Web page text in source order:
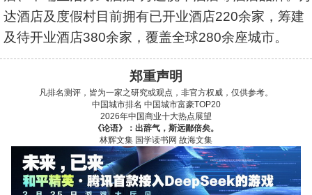
达酒店及度假村目前拥有已开业酒店220余家，筹建
及待开业酒店380余家，覆盖全球280余座城市。
郑重声明
凡排名测评，皆为一家之研究或观点，非官方权威，仅供参考。
中国城市排名 中国城市富豪TOP20
2026年中国商业十大热点展望
《论语》：出辞气，斯远鄙倍矣。
林辉文集 国学读书网 故海文集